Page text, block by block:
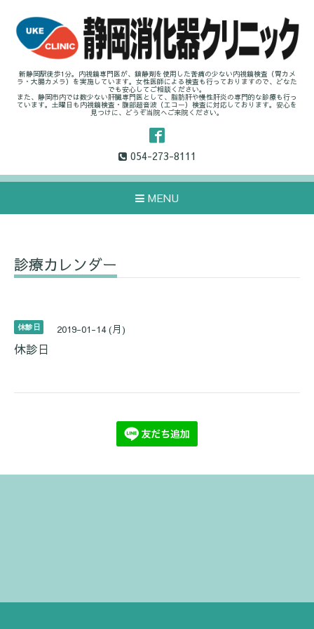
新静岡駅徒歩1分。内視鏡専門医が、鎮静剤を使用した苦痛の少ない内視鏡検査（胃カメ
ラ・大腸カメラ）を実施しています。女性医師による検査も行っておりますので、どなた
でも安心してご相談ください。
また、静岡市内では数少ない肝臓専門医として、脂肪肝や慢性肝炎の専門的な診療も行っ
ています。土曜日も内視鏡検査・腹部超音波（エコー）検査に対応しております。安心を
見つけに、どうぞ当院へご来院ください。
054-273-8111
MENU
診療カレンダー
休診日 2019-01-14 (月)
休診日